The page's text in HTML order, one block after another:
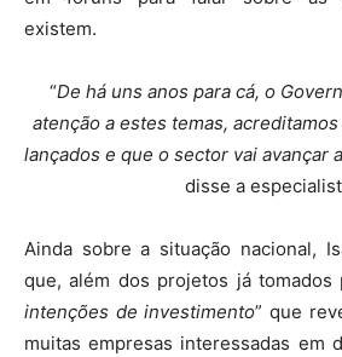
existem.
“De há uns anos para cá, o
atenção a estes temas,
lançados e que o sector vai avançar
disse a
Ainda sobre a situação nacional,
que, além dos projetos já tomados
intenções de investimento” que
muitas empresas interessadas em